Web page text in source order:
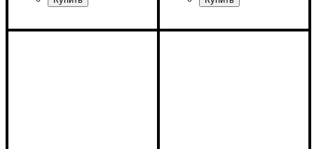
Ширина: 100 см
Ширина: 100 см